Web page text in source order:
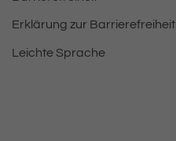
Erklärung zur Barrierefreiheit
Leichte Sprache